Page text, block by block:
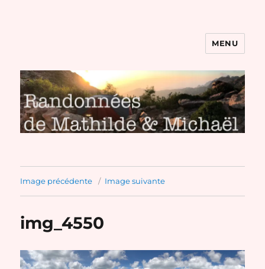
Randonnées de Mathilde et
Michaël
MENU
Image précédente Image suivante
img_4550